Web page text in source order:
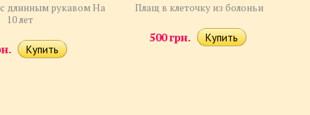
с длинным рукавом На
10 лет
Плащ в клеточку из болоньи
500 грн.